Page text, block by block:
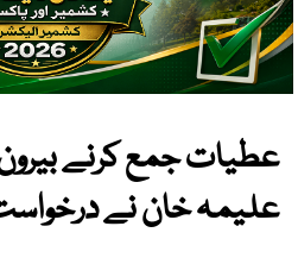
عطیات جمع کرنے
علیمہ خان نے